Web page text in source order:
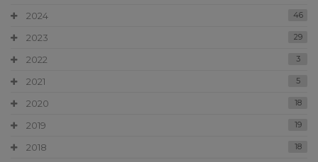
2024 46
2023 29
2022 3
2021 5
2020 18
2019 19
2018 18